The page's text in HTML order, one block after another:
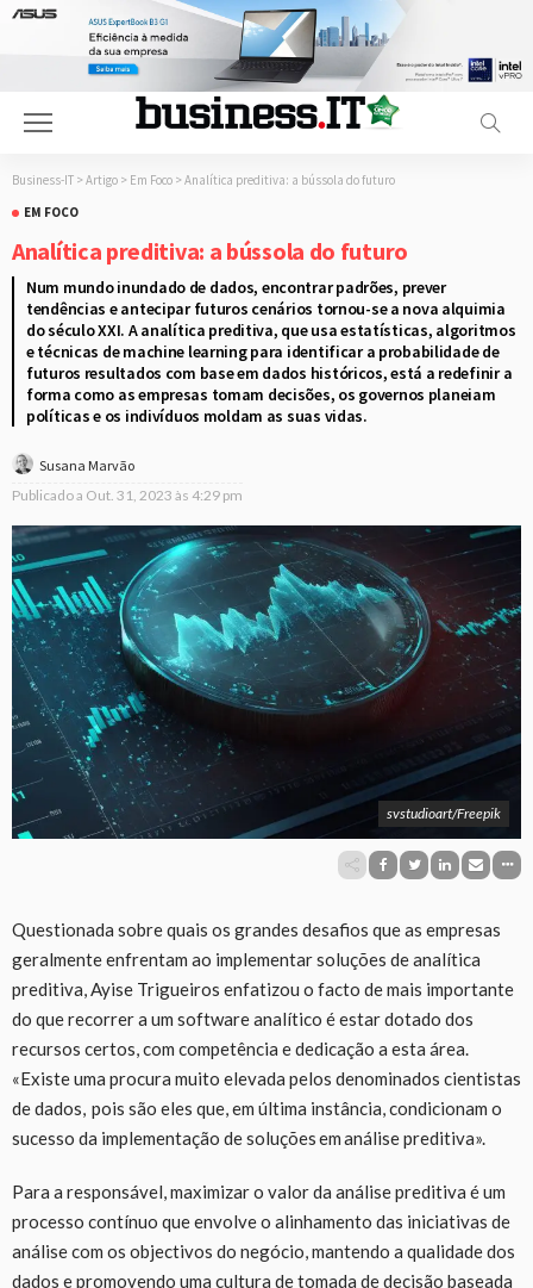
Business-IT > Artigo > Em Foco > Analítica preditiva: a bússola do futuro
EM FOCO
Analítica preditiva: a bússola do futuro
Num mundo inundado de dados, encontrar padrões, prever
tendências e antecipar futuros cenários tornou-se a nova alquimia
do século XXI. A analítica preditiva, que usa estatísticas, algoritmos
e técnicas de machine learning para identificar a probabilidade de
futuros resultados com base em dados históricos, está a redefinir a
forma como as empresas tomam decisões, os governos planeiam
políticas e os indivíduos moldam as suas vidas.
Susana Marvão
Publicado a Out. 31, 2023 às 4:29 pm
svstudioart/Freepik
Questionada sobre quais os grandes desafios que as empresas
geralmente enfrentam ao implementar soluções de analítica
preditiva, Ayise Trigueiros enfatizou o facto de mais importante
do que recorrer a um software analítico é estar dotado dos
recursos certos, com competência e dedicação a esta área.
«Existe uma procura muito elevada pelos denominados cientistas
de dados, pois são eles que, em última instância, condicionam o
sucesso da implementação de soluções em análise preditiva».
Para a responsável, maximizar o valor da análise preditiva é um
processo contínuo que envolve o alinhamento das iniciativas de
análise com os objectivos do negócio, mantendo a qualidade dos
dados e promovendo uma cultura de tomada de decisão baseada